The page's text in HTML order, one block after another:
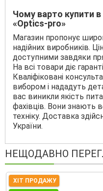
Чому варто купити в
«Optics-pro»
Магазин пропонує
надійних виробників.
доступними завдяки
На всі товари діє
Кваліфіковані
вибором і нададуть
вас виникли якість
фахівців. Вони знають
техніку. Доставка
України.
НЕЩОДАВНО
ХІТ ПРОДАЖУ